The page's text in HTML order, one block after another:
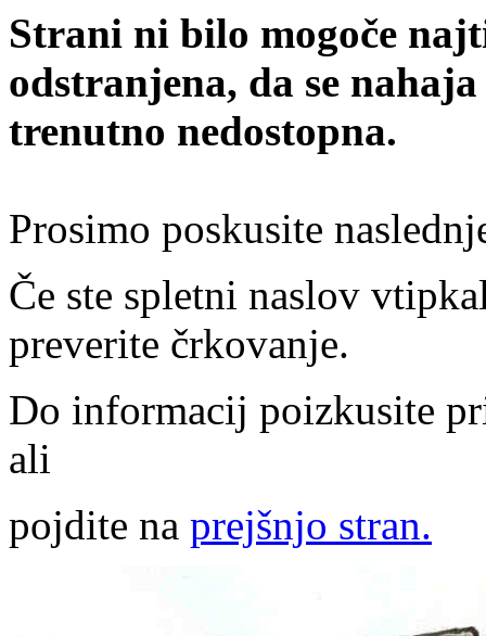
Strani ni bilo mogoče
odstranjena, da se
trenutno nedostopna.
Prosimo poskusite
Če ste spletni naslov
preverite črkovanje.
Do informacij poizkusite
ali
pojdite na prejšnjo stran.